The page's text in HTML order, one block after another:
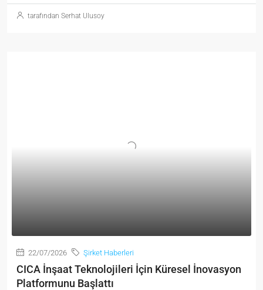
tarafından Serhat Ulusoy
22/07/2026 Şirket Haberleri
CICA İnşaat Teknolojileri İçin Küresel İnovasyon
Platformunu Başlattı